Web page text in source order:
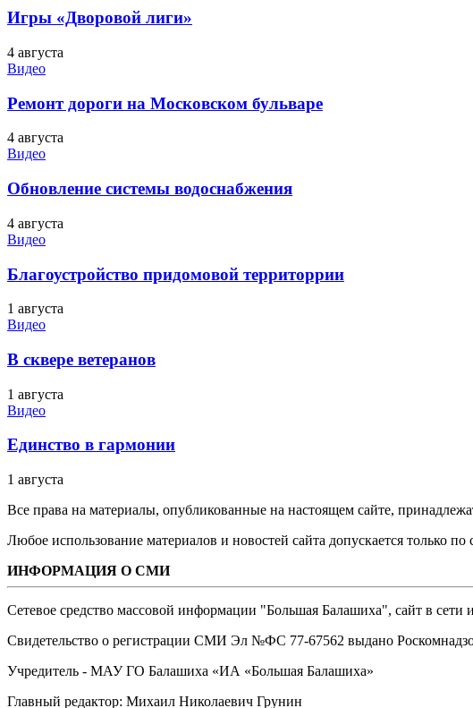
Игры «Дворовой лиги»
4 августа
Видео
Ремонт дороги на Московском бульваре
4 августа
Видео
Обновление системы водоснабжения
4 августа
Видео
Благоустройство придомовой территоррии
1 августа
Видео
В сквере ветеранов
1 августа
Видео
Единство в гармонии
1 августа
Все права на материалы, опубликованные на настоящем сайте,
Любое использование материалов и новостей сайта допускается только
ИНФОРМАЦИЯ О СМИ
Сетевое средство массовой информации "Большая Балашиха", сайт в сети
Свидетельство о регистрации СМИ Эл №ФС ‎77-67562 выдано
Учредитель - МАУ ГО Балашиха «ИА «Большая Балашиха»
Главный редактор: Михаил Николаевич Грунин